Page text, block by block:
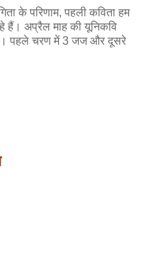
के परिणाम, पहली कविता हम
हैं। अप्रैल माह की यूनिकवि
पहले चरण में 3 जज और दूसरे